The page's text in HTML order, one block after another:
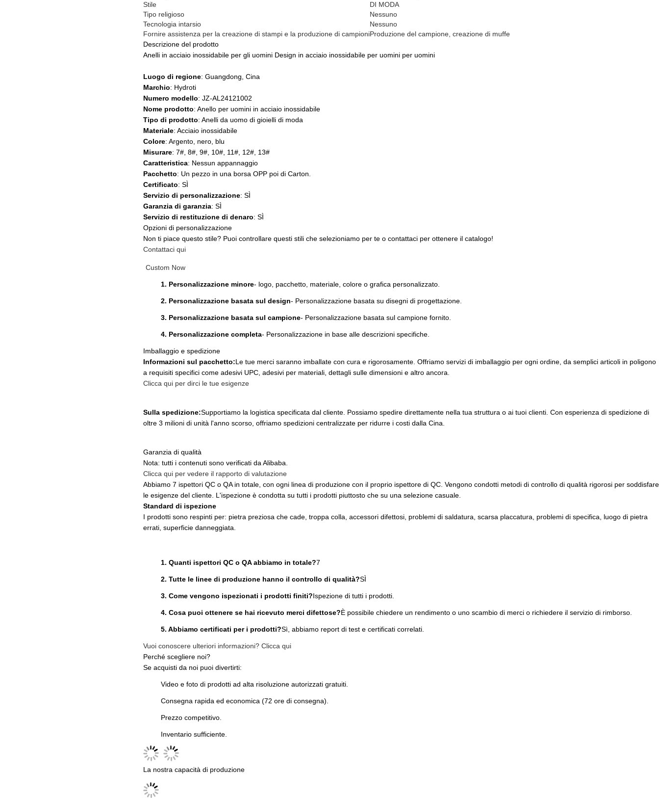
Stile
DI MODA
Tipo religioso
Nessuno
Tecnologia intarsio
Nessuno
Fornire assistenza per la creazione di stampi e la produzione di campioniProduzione del campione, creazione di muffe
Descrizione del prodotto
Anelli in acciaio inossidabile per gli uomini Design in acciaio inossidabile per uomini per uomini
Luogo di regione: Guangdong, Cina
Marchio: Hydroti
Numero modello: JZ-AL24121002
Nome prodotto: Anello per uomini in acciaio inossidabile
Tipo di prodotto: Anelli da uomo di gioielli di moda
Materiale: Acciaio inossidabile
Colore: Argento, nero, blu
Misurare: 7#, 8#, 9#, 10#, 11#, 12#, 13#
Caratteristica: Nessun appannaggio
Pacchetto: Un pezzo in una borsa OPP poi di Carton.
Certificato: SÌ
Servizio di personalizzazione: SÌ
Garanzia di garanzia: SÌ
Servizio di restituzione di denaro: SÌ
Opzioni di personalizzazione
Non ti piace questo stile? Puoi controllare questi stili che selezioniamo per te o contattaci per ottenere il catalogo!
Contattaci qui
Custom Now
1. Personalizzazione minore- logo, pacchetto, materiale, colore o grafica personalizzato.
2. Personalizzazione basata sul design- Personalizzazione basata su disegni di progettazione.
3. Personalizzazione basata sul campione- Personalizzazione basata sul campione fornito.
4. Personalizzazione completa- Personalizzazione in base alle descrizioni specifiche.
Imballaggio e spedizione
Informazioni sul pacchetto:Le tue merci saranno imballate con cura e rigorosamente. Offriamo servizi di imballaggio per ogni ordine, da semplici articoli in poligono
a requisiti specifici come adesivi UPC, adesivi per materiali, dettagli sulle dimensioni e altro ancora.
Clicca qui per dirci le tue esigenze
Sulla spedizione:Supportiamo la logistica specificata dal cliente. Possiamo spedire direttamente nella tua struttura o ai tuoi clienti. Con esperienza di spedizione di
oltre 3 milioni di unità l'anno scorso, offriamo spedizioni centralizzate per ridurre i costi dalla Cina.
Garanzia di qualità
Nota: tutti i contenuti sono verificati da Alibaba.
Clicca qui per vedere il rapporto di valutazione
Abbiamo 7 ispettori QC o QA in totale, con ogni linea di produzione con il proprio ispettore di QC. Vengono condotti metodi di controllo di qualità rigorosi per soddisfare
le esigenze del cliente. L'ispezione è condotta su tutti i prodotti piuttosto che su una selezione casuale.
Standard di ispezione
I prodotti sono respinti per: pietra preziosa che cade, troppa colla, accessori difettosi, problemi di saldatura, scarsa placcatura, problemi di specifica, luogo di pietra
errati, superficie danneggiata.
1. Quanti ispettori QC o QA abbiamo in totale?7
2. Tutte le linee di produzione hanno il controllo di qualità?SÌ
3. Come vengono ispezionati i prodotti finiti?Ispezione di tutti i prodotti.
4. Cosa puoi ottenere se hai ricevuto merci difettose?È possibile chiedere un rendimento o uno scambio di merci o richiedere il servizio di rimborso.
5. Abbiamo certificati per i prodotti?Sì, abbiamo report di test e certificati correlati.
Vuoi conoscere ulteriori informazioni? Clicca qui
Perché scegliere noi?
Se acquisti da noi puoi divertirti:
Video e foto di prodotti ad alta risoluzione autorizzati gratuiti.
Consegna rapida ed economica (72 ore di consegna).
Prezzo competitivo.
Inventario sufficiente.
La nostra capacità di produzione